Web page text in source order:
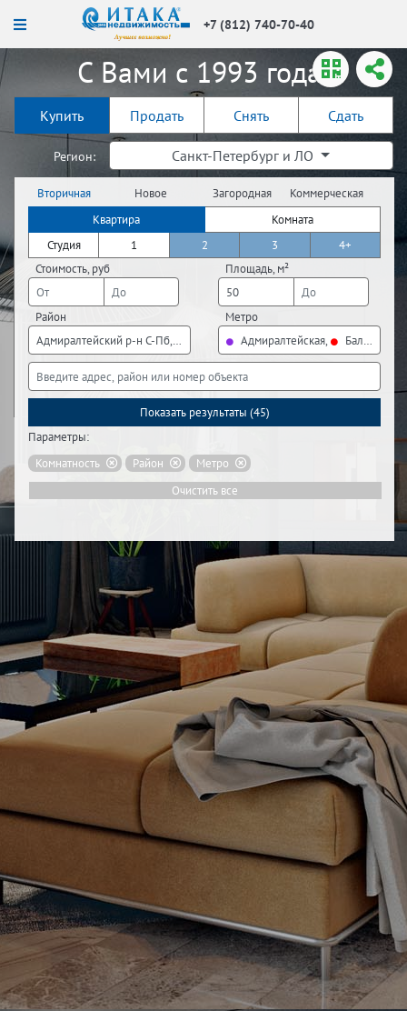
+7 (812) 740-70-40
С Вами с 1993 года!
Купить Продать Снять Сдать
Регион: Санкт-Петербург и ЛО
Вторичная
недвижимость
Новое
строительство
Загородная
недвижимость
Коммерческая
недвижимость
Квартира
Комната
Студия
1 2 3
4+
Стоимость, руб
Площадь, м²
Район
Адмиралтейский р-н С-Пб, Василеостровский р-н С-Пб, Кировский
Метро
Адмиралтейская,
Балтийская,
Показать результаты (45)
Параметры:
Комнатность
Район
Метро
Очистить все